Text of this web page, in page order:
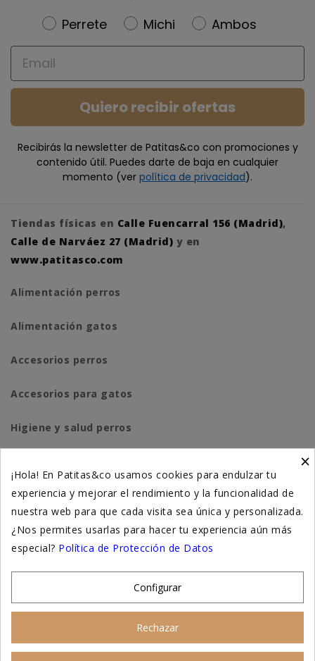
Newsletter
Perrete Michi
Ambos
Email
Quiero recibir ofertas
Recibirás la newsletter de Patitas&co con promociones y
contenido útil. Puedes darte de baja en cualquier
momento (ver política de privacidad).
Tiendas físicas en Calle Fuencarral 156 (Madrid),
Calle de Narváez 27 (Madrid) y en
www.patitasco.com
Alimentación perros
Alimentación gatos
Accesorios perros
Accesorios para gatos
Higiene y salud perros
Suplementación natural
Otros
×
¡Hola! En Patitas&co usamos cookies para endulzar tu
experiencia y mejorar el rendimiento y la funcionalidad de
nuestra web para que cada visita sea única y personalizada.
¿Nos permites usarlas para hacer tu experiencia aún más
especial? Política de Protección de Datos
Configurar
Rechazar